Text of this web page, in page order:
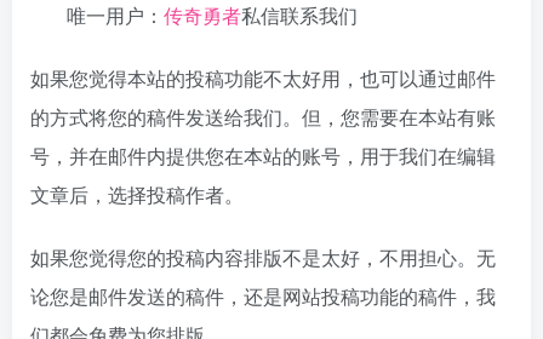
唯一用户： 传奇勇者私信联系我们
如果您觉得本站的投稿功能不太好用，也可以通过邮件
的方式将您的稿件发送给我们。但，您需要在本站有账
号，并在邮件内提供您在本站的账号，用于我们在编辑
文章后，选择投稿作者。
如果您觉得您的投稿内容排版不是太好，不用担心。无
论您是邮件发送的稿件，还是网站投稿功能的稿件，我